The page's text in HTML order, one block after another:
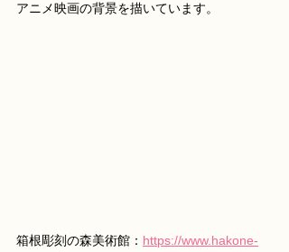
アニメ映画の背景を描いています。
箱根彫刻の森美術館： https://www.hakone-